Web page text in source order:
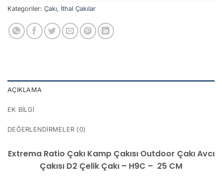
Kategoriler: Çakı, İthal Çakılar
AÇIKLAMA
EK BILGI
DEĞERLENDIRMELER (0)
Extrema Ratio Çakı Kamp Çakısı Outdoor Çakı Avcı
Çakısı D2 Çelik Çakı – H9C – 25 CM